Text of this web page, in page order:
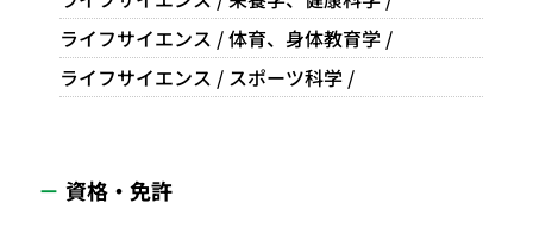
ライフサイエンス / 体育、身体教育学 /
ライフサイエンス / スポーツ科学 /
資格・免許